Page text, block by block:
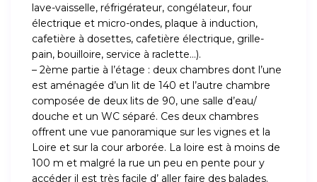
lave-vaisselle, réfrigérateur, congélateur, four
électrique et micro-ondes, plaque à induction,
cafetière à dosettes, cafetière électrique, grille-
pain, bouilloire, service à raclette…).
– 2ème partie à l’étage : deux chambres dont l’une
est aménagée d’un lit de 140 et l’autre chambre
composée de deux lits de 90, une salle d’eau/
douche et un WC séparé. Ces deux chambres
offrent une vue panoramique sur les vignes et la
Loire et sur la cour arborée. La loire est à moins de
100 m et malgré la rue un peu en pente pour y
accéder il est très facile d’ aller faire des balades.